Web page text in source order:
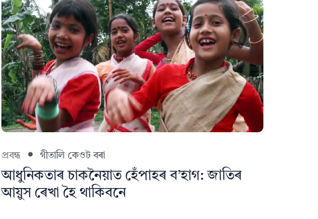
প্ৰবন্ধ গীতালি কেওট বৰা
আধুনিকতাৰ চাকনৈয়াত হেঁপাহৰ ব’হাগ: জাতিৰ
আয়ুস ৰেখা হৈ থাকিবনে